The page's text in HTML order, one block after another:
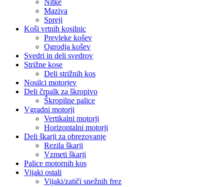
Nitke
Maziva
Spreji
Koši vrtnih kosilnic
Prevleke košev
Ogrodja košev
Svedri in deli svedrov
Strižne kose
Deli strižnih kos
Nosilci motorjev
Deli črpalk za škropivo
Škropilne palice
Vgradni motorji
Vertikalni motorji
Horizontalni motorji
Deli škarji za obrezovanje
Rezila škarji
Vzmeti škarji
Palice motornih kos
Vijaki ostali
Vijaki/zatiči snežnih frez